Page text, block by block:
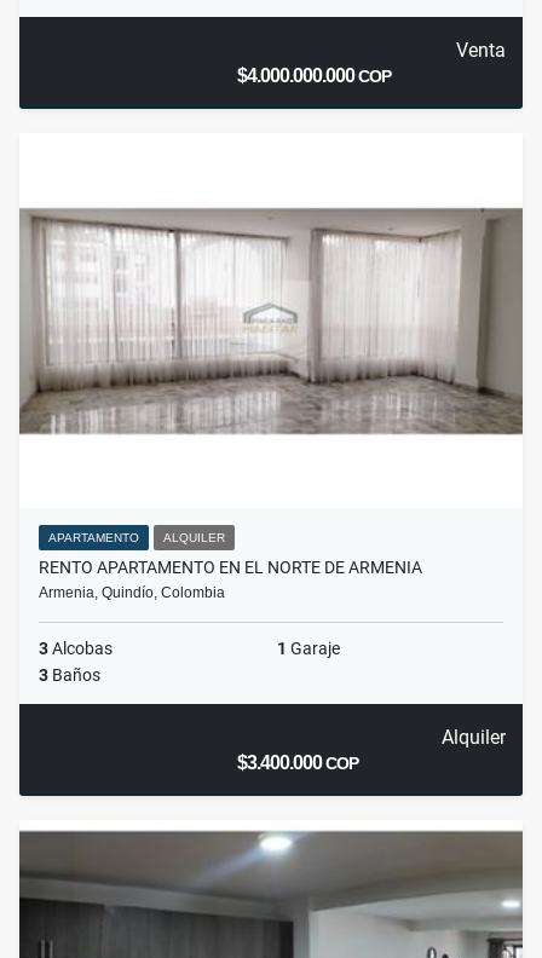
Venta
$4.000.000.000COP
APARTAMENTO ALQUILER
RENTO APARTAMENTO EN EL NORTE DE ARMENIA
Armenia, Quindío, Colombia
3Alcobas 1 Garaje
3 Baños
Alquiler
$3.400.000COP